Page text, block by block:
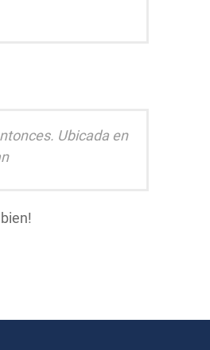
Ubicada en